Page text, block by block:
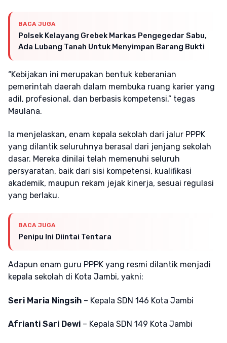
BACA JUGA
Polsek Kelayang Grebek Markas Pengegedar Sabu,
Ada Lubang Tanah Untuk Menyimpan Barang Bukti
“Kebijakan ini merupakan bentuk keberanian
pemerintah daerah dalam membuka ruang karier yang
adil, profesional, dan berbasis kompetensi,” tegas
Maulana.
Ia menjelaskan, enam kepala sekolah dari jalur PPPK
yang dilantik seluruhnya berasal dari jenjang sekolah
dasar. Mereka dinilai telah memenuhi seluruh
persyaratan, baik dari sisi kompetensi, kualifikasi
akademik, maupun rekam jejak kinerja, sesuai regulasi
yang berlaku.
BACA JUGA
Penipu Ini Diintai Tentara
Adapun enam guru PPPK yang resmi dilantik menjadi
kepala sekolah di Kota Jambi, yakni:
Seri Maria Ningsih – Kepala SDN 146 Kota Jambi
Afrianti Sari Dewi – Kepala SDN 149 Kota Jambi